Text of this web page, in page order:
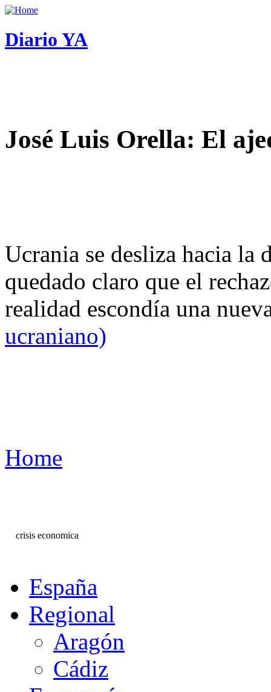
Diario YA
José Luis Orella: El
Ucrania se desliza hacia
quedado claro que el
realidad escondía una
ucraniano)
Home
crisis economica
España
Regional
Aragón
Cádiz